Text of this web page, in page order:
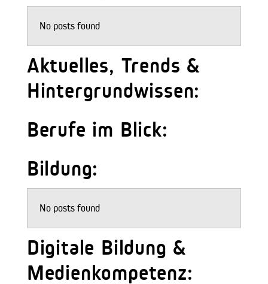
No posts found
Aktuelles, Trends &
Hintergrundwissen:
Berufe im Blick:
Bildung:
No posts found
Digitale Bildung &
Medienkompetenz: